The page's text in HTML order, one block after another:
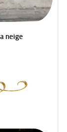
neige